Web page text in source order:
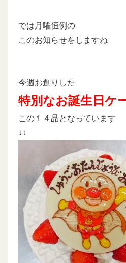
では月曜恒例の
このお知らせをしますね
今週お創りした
特別なお誕生日ケ
この１４品となっています
↓↓